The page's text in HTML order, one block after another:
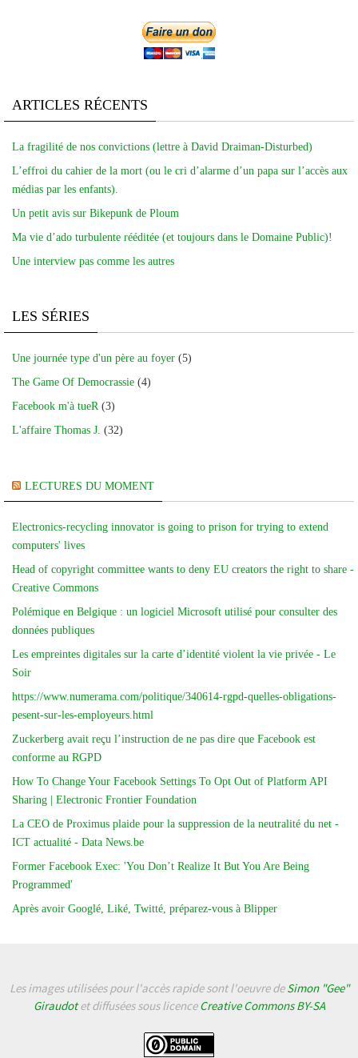
ARTICLES RÉCENTS
La fragilité de nos convictions (lettre à David Draiman-Disturbed)
L’effroi du cahier de la mort (ou le cri d’alarme d’un papa sur l’accès aux
médias par les enfants).
Un petit avis sur Bikepunk de Ploum
Ma vie d’ado turbulente rééditée (et toujours dans le Domaine Public)!
Une interview pas comme les autres
LES SÉRIES
Une journée type d'un père au foyer (5)
The Game Of Democrassie (4)
Facebook m'à tueR (3)
L'affaire Thomas J. (32)
LECTURES DU MOMENT
Electronics-recycling innovator is going to prison for trying to extend
computers' lives
Head of copyright committee wants to deny EU creators the right to share -
Creative Commons
Polémique en Belgique : un logiciel Microsoft utilisé pour consulter des
données publiques
Les empreintes digitales sur la carte d’identité violent la vie privée - Le
Soir
https://www.numerama.com/politique/340614-rgpd-quelles-obligations-
pesent-sur-les-employeurs.html
Zuckerberg avait reçu l’instruction de ne pas dire que Facebook est
conforme au RGPD
How To Change Your Facebook Settings To Opt Out of Platform API
Sharing | Electronic Frontier Foundation
La CEO de Proximus plaide pour la suppression de la neutralité du net -
ICT actualité - Data News.be
Former Facebook Exec: 'You Don’t Realize It But You Are Being
Programmed'
Après avoir Googlé, Liké, Twitté, préparez-vous à Blipper
Les images utilisées pour l'accès rapide sont l'oeuvre deSimon "Gee"
Giraudotet diffusées sous licenceCreative Commons BY-SA